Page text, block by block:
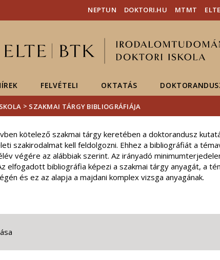
Hírek
Események
ELTE a
NEPTUN DOKTORI.HU MTMT
FELVÉTELI OKTATÁS
> SZAKMAI TÁRGY BIBLIOGRÁFIÁJA
kötelező szakmai tárgy keretében a doktorandusz
szakirodalmat kell feldolgozni. Ehhez a bibliográfiát a
végére az alábbiak szerint. Az irányadó
elfogadott bibliográfia képezi a szakmai tárgy anyagát, a
és ez az alapja a majdani komplex vizsga anyagának.